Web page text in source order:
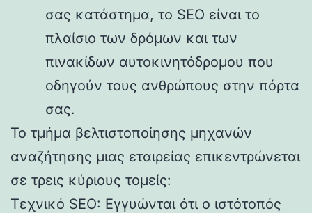
σας κατάστημα, το SEO είναι το
πλαίσιο των δρόμων και των
πινακίδων αυτοκινητόδρομου που
οδηγούν τους ανθρώπους στην πόρτα
σας.
Το τμήμα βελτιστοποίησης μηχανών
αναζήτησης μιας εταιρείας επικεντρώνεται
σε τρεις κύριους τομείς:
Τεχνικό SEO: Εγγυώνται ότι ο ιστότοπός